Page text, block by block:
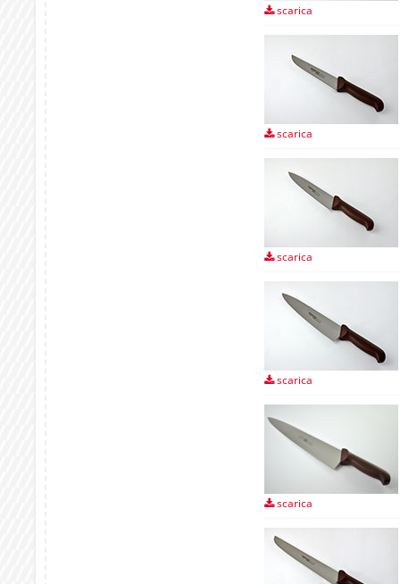
scarica
scarica
scarica
scarica
scarica